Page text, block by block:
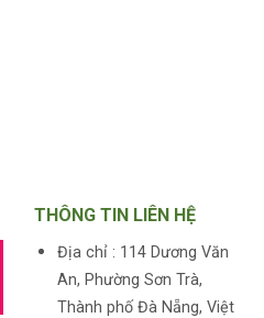
THÔNG TIN LIÊN HỆ
Địa chỉ : 114 Dương Văn
An, Phường Sơn Trà,
Thành phố Đà Nẵng, Việt